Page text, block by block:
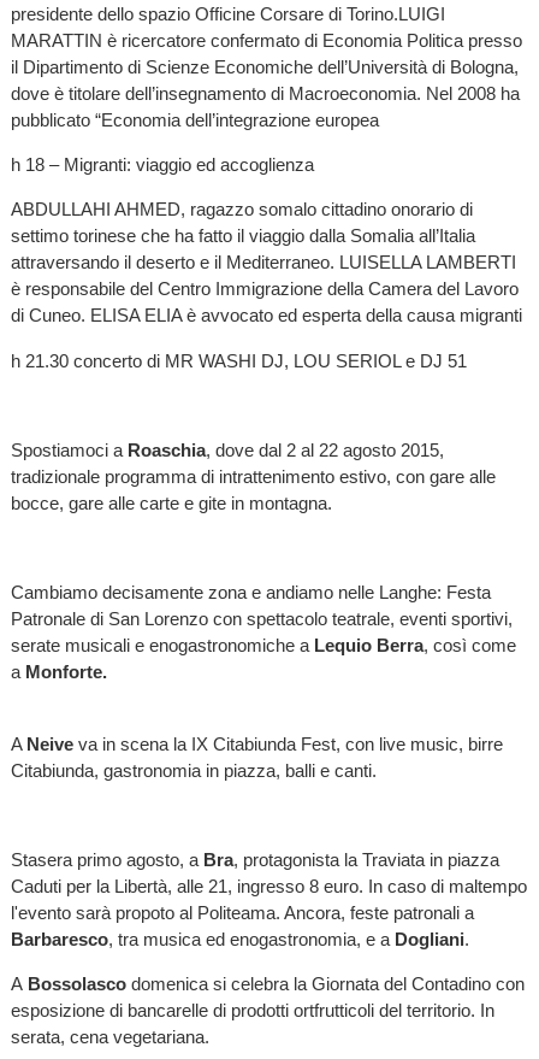
presidente dello spazio Officine Corsare di Torino.LUIGI
MARATTIN è ricercatore confermato di Economia Politica presso
il Dipartimento di Scienze Economiche dell’Università di Bologna,
dove è titolare dell’insegnamento di Macroeconomia. Nel 2008 ha
pubblicato “Economia dell’integrazione europea
h 18 – Migranti: viaggio ed accoglienza
ABDULLAHI AHMED, ragazzo somalo cittadino onorario di
settimo torinese che ha fatto il viaggio dalla Somalia all’Italia
attraversando il deserto e il Mediterraneo. LUISELLA LAMBERTI
è responsabile del Centro Immigrazione della Camera del Lavoro
di Cuneo. ELISA ELIA è avvocato ed esperta della causa migranti
h 21.30 concerto di MR WASHI DJ, LOU SERIOL e DJ 51
Spostiamoci a Roaschia, dove dal 2 al 22 agosto 2015,
tradizionale programma di intrattenimento estivo, con gare alle
bocce, gare alle carte e gite in montagna.
Cambiamo decisamente zona e andiamo nelle Langhe: Festa
Patronale di San Lorenzo con spettacolo teatrale, eventi sportivi,
serate musicali e enogastronomiche a Lequio Berra, così come
aMonforte.
A Neiveva in scena la IX Citabiunda Fest, con live music, birre
Citabiunda, gastronomia in piazza, balli e canti.
Stasera primo agosto, a Bra, protagonista la Traviata in piazza
Caduti per la Libertà, alle 21, ingresso 8 euro. In caso di maltempo
l'evento sarà propoto al Politeama. Ancora, feste patronali a
Barbaresco, tra musica ed enogastronomia, e a Dogliani.
ABossolascodomenica si celebra la Giornata del Contadino con
esposizione di bancarelle di prodotti ortfrutticoli del territorio. In
serata, cena vegetariana.